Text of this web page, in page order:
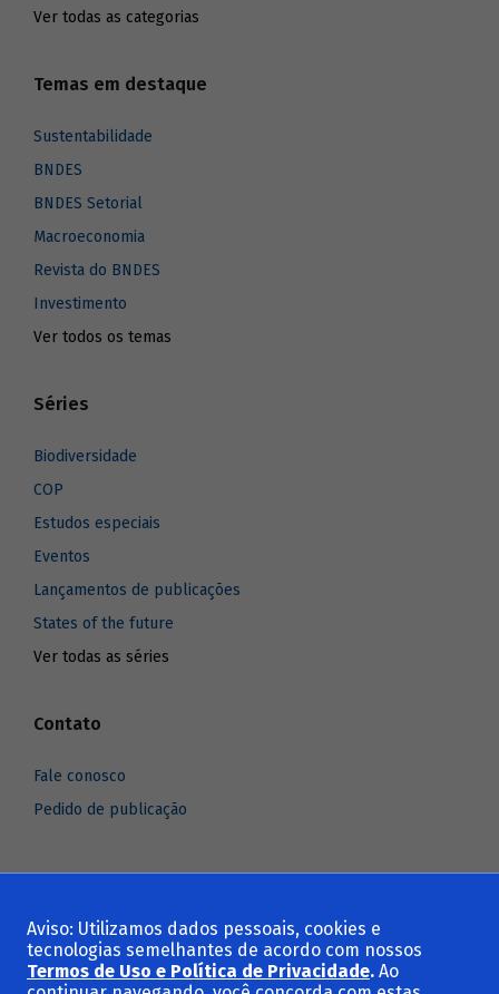
Ver todas as categorias
Temas em destaque
Sustentabilidade
BNDES
BNDES Setorial
Macroeconomia
Revista do BNDES
Investimento
Ver todos os temas
Séries
Biodiversidade
COP
Estudos especiais
Eventos
Lançamentos de publicações
States of the future
Ver todas as séries
Contato
Fale conosco
Pedido de publicação
Voltar ao topo
Aviso: Utilizamos dados pessoais, cookies e
tecnologias semelhantes de acordo com nossos
Termos de Uso e Política de Privacidade. Ao